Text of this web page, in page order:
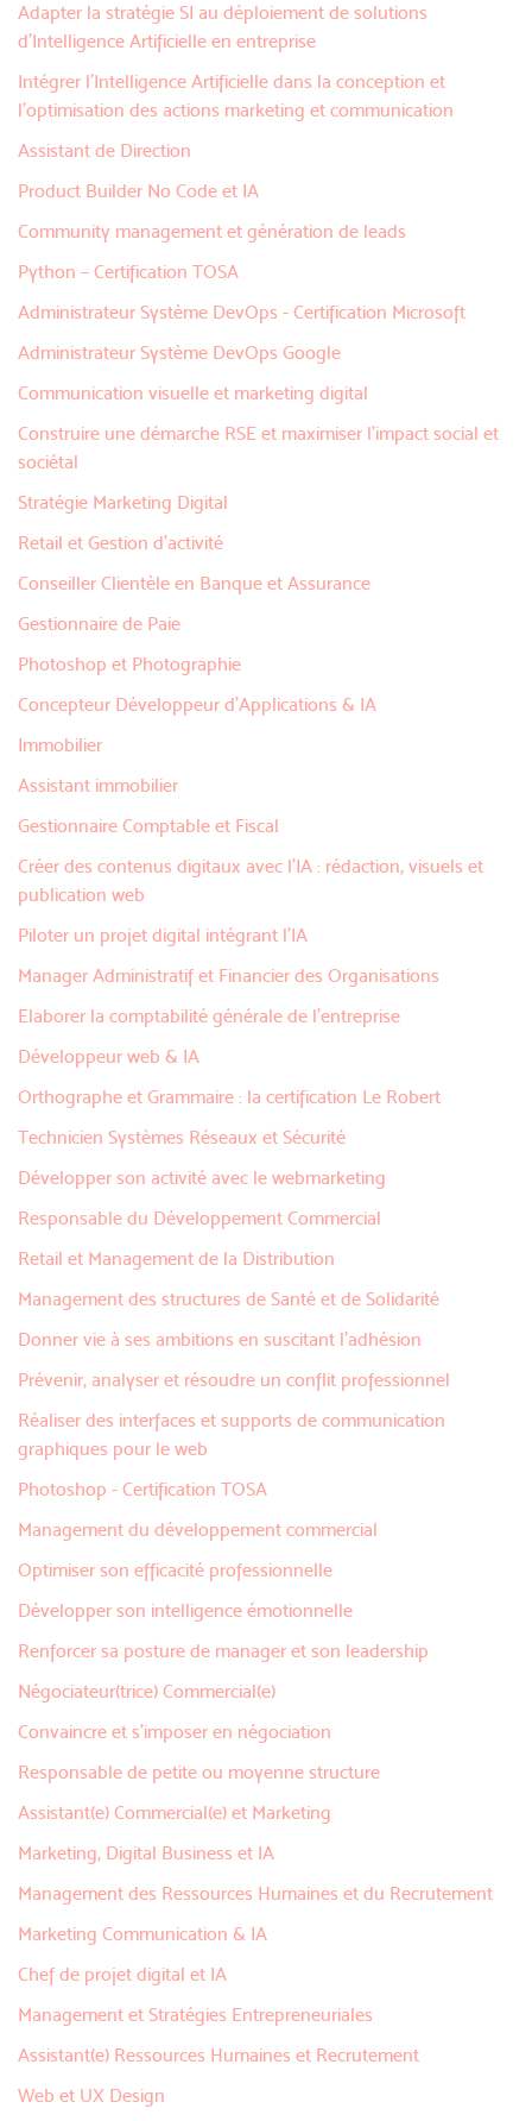
Adapter la stratégie SI au déploiement de solutions
d’Intelligence Artificielle en entreprise
Intégrer l’Intelligence Artificielle dans la conception et
l’optimisation des actions marketing et communication
Assistant de Direction
Product Builder No Code et IA
Community management et génération de leads
Python – Certification TOSA
Administrateur Système DevOps - Certification Microsoft
Administrateur Système DevOps Google
Communication visuelle et marketing digital
Construire une démarche RSE et maximiser l’impact social et
sociétal
Stratégie Marketing Digital
Retail et Gestion d'activité
Conseiller Clientèle en Banque et Assurance
Gestionnaire de Paie
Photoshop et Photographie
Concepteur Développeur d’Applications & IA
Immobilier
Assistant immobilier
Gestionnaire Comptable et Fiscal
Créer des contenus digitaux avec l'IA : rédaction, visuels et
publication web
Piloter un projet digital intégrant l'IA
Manager Administratif et Financier des Organisations
Elaborer la comptabilité générale de l'entreprise
Développeur web & IA
Orthographe et Grammaire : la certification Le Robert
Technicien Systèmes Réseaux et Sécurité
Développer son activité avec le webmarketing
Responsable du Développement Commercial
Retail et Management de la Distribution
Management des structures de Santé et de Solidarité
Donner vie à ses ambitions en suscitant l'adhésion
Prévenir, analyser et résoudre un conflit professionnel
Réaliser des interfaces et supports de communication
graphiques pour le web
Photoshop - Certification TOSA
Management du développement commercial
Optimiser son efficacité professionnelle
Développer son intelligence émotionnelle
Renforcer sa posture de manager et son leadership
Négociateur(trice) Commercial(e)
Convaincre et s’imposer en négociation
Responsable de petite ou moyenne structure
Assistant(e) Commercial(e) et Marketing
Marketing, Digital Business et IA
Management des Ressources Humaines et du Recrutement
Marketing Communication & IA
Chef de projet digital et IA
Management et Stratégies Entrepreneuriales
Assistant(e) Ressources Humaines et Recrutement
Web et UX Design